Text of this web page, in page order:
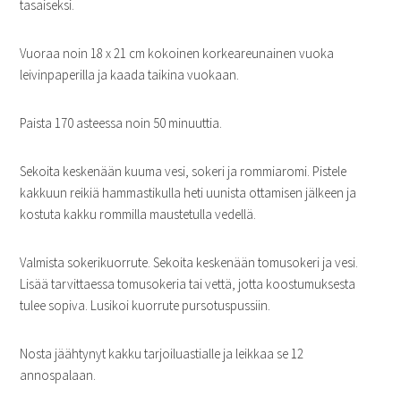
tasaiseksi.
Vuoraa noin 18 x 21 cm kokoinen korkeareunainen vuoka
leivinpaperilla ja kaada taikina vuokaan.
Paista 170 asteessa noin 50 minuuttia.
Sekoita keskenään kuuma vesi, sokeri ja rommiaromi. Pistele
kakkuun reikiä hammastikulla heti uunista ottamisen jälkeen ja
kostuta kakku rommilla maustetulla vedellä.
Valmista sokerikuorrute. Sekoita keskenään tomusokeri ja vesi.
Lisää tarvittaessa tomusokeria tai vettä, jotta koostumuksesta
tulee sopiva. Lusikoi kuorrute pursotuspussiin.
Nosta jäähtynyt kakku tarjoiluastialle ja leikkaa se 12
annospalaan.